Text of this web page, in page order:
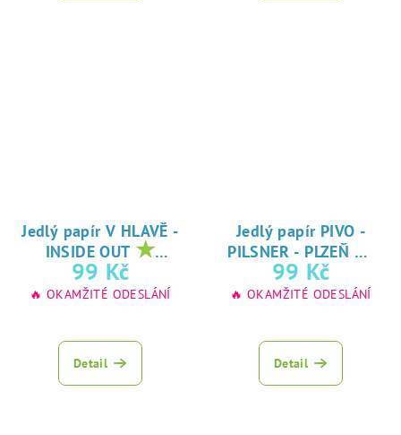
Jedlý papír V HLAVĚ -
INSIDE OUT ★
oblíbený tisk na
jedlý papír
99 Kč
🔥 OKAMŽITÉ ODESLÁNÍ
Detail
Jedlý papír PIVO -
PILSNER - PLZEŇ ★
oblíbený tisk na
jedlý papír
99 Kč
🔥 OKAMŽITÉ ODESLÁNÍ
Detail